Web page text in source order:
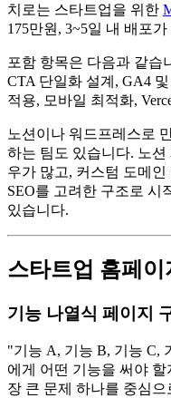
치로는 스타트업을 위한
175만원, 3~5일 내 배포
포함 항목은 다음과 같습
CTA 단일화 설계, GA4
적용, 모바일 최적화,
노션이나 워드프레스로
하는 팀도 있습니다. 노
우가 많고, 커스텀 도메
SEO를 고려한 구조로 시
있습니다.
스타트업 홈페
기능 나열식 페이지
"기능 A, 기능 B, 기능 C,
에게 어떤 기능을 써야
장 큰 문제 하나를 중심